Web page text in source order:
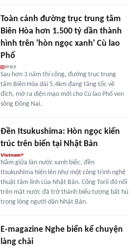
Toàn cảnh đường trục trung tâm
Biên Hòa hơn 1.500 tỷ dần thành
hình trên 'hòn ngọc xanh' Cù lao
Phố
Sau hơn 3 năm thi công, đường trục trung
tâm Biên Hòa dài 5,4km đang tăng tốc về
đích, mở ra diện mạo mới cho Cù lao Phố ven
sông Đồng Nai.
Đền Itsukushima: Hòn ngọc kiến
trúc trên biển tại Nhật Bản
Nằm giữa làn nước xanh biếc, đền
Itsukushima hiện lên như một công trình nghệ
thuật tâm linh của Nhật Bản. Cổng Torii đỏ nổi
trên mặt nước đã trở thành biểu tượng bất hủ
trong lòng người dân Nhật Bản.
E-magazine Nghe biển kể chuyện
làng chài